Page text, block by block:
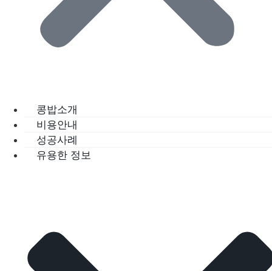
콩밥소개
비용안내
성공사례
유용한 정보